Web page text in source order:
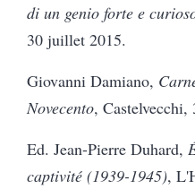
di un genio forte e
30 juillet 2015.
Giovanni Damiano,
Novecento,
Ed. Jean-Pierre Duhard,
captivité (1939-1945),